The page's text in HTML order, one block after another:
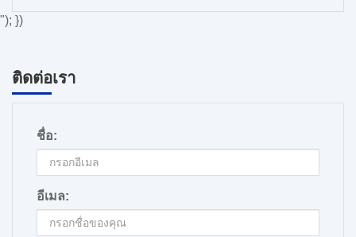
"); })
ติดต่อเรา
ชื่อ:
อีเมล: